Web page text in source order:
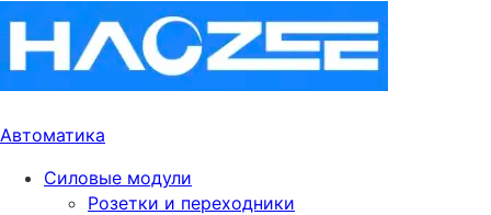
Автоматика
Силовые модули
Розетки и переходники